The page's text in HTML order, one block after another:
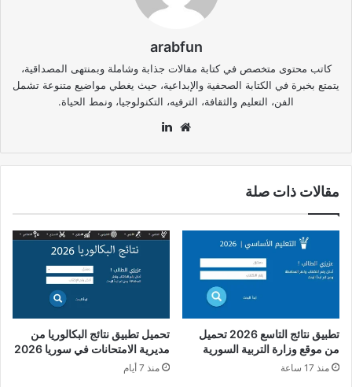
arabfun
كاتب محتوى متخصص في كتابة مقالات جذابة وشاملة وبمنتهى المصداقية،
يتمتع بخبرة في الكتابة الصحفية والإبداعية، حيث يغطي مواضيع متنوعة تشمل
الفن، التعليم والثقافة، الترفيه، التكنولوجيا، ونمط الحياة.
موقع
مقالات ذات صلة
تطبيق نتائج التاسع 2026 تحميل
من موقع وزارة التربية السورية
منذ 17 ساعة
تحميل تطبيق نتائج البكالوريا من
مديرية الامتحانات في سوريا 2026
منذ 7 أيام